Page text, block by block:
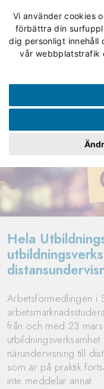
Vi använder cookies
förbättra din
dig personligt innehåll
vår webbplatstrafik
Hela
Arbetsförmedlingen i
från och med 23
närundervisning till
som är på praktik
inte meddelar annat.